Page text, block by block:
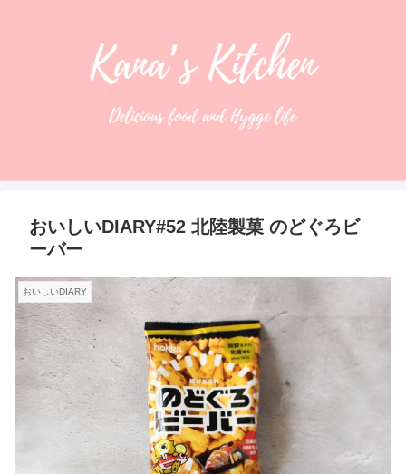
おいしいDIARY#52 北陸製菓 のどぐろビ
ーバー
おいしいDIARY